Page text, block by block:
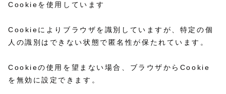
Cookieを使用しています
Cookieによりブラウザを識別していますが、特定の個
人の識別はできない状態で匿名性が保たれています。
Cookieの使用を望まない場合、ブラウザからCookie
を無効に設定できます。